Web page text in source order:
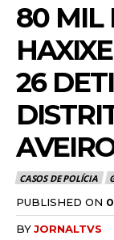
80 MIL
26
CASOS DE POLÍCIA
PUBLISHED ON
BYJORNALTVS